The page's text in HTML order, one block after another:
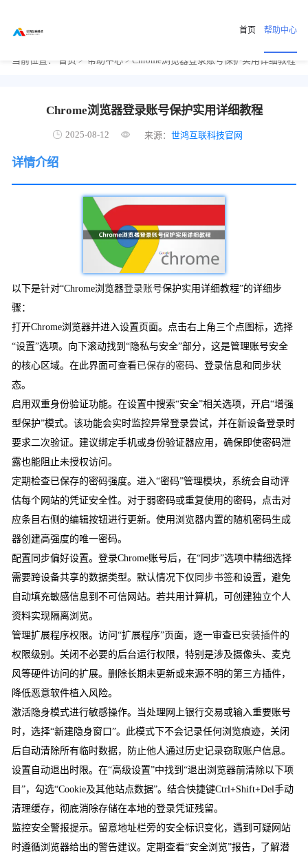
首页 帮助中心
当前位置： 首页 > 帮助中心 > Chrome浏览器登录账号保护实用详细教程
Chrome浏览器登录账号保护实用详细教程
2025-08-12 来源：世鸿互联科技官网
详情介绍
以下是针对“Chrome浏览器登录账号保护实用详细教程”的详细步
骤：
打开Chrome浏览器并进入设置页面。点击右上角三个点图标，选择
“设置”选项。向下滚动找到“隐私与安全”部分，这是管理账号安全
的核心区域。在此界面可查看已保存的密码、登录信息和同步状
态。
启用双重身份验证功能。在设置中搜索“安全”相关选项，开启“增强
型保护”模式。该功能会实时监控异常登录尝试，并在新设备登录时
要求二次验证。建议绑定手机或身份验证器应用，确保即使密码泄
露也能阻止未授权访问。
定期检查已保存的密码强度。进入“密码”管理模块，系统会自动评
估每个网站的凭证安全性。对于弱密码或重复使用的密码，点击对
应条目右侧的编辑按钮进行更新。使用浏览器内置的随机密码生成
器创建高强度的唯一密码。
配置同步偏好设置。登录Chrome账号后，在“同步”选项中精细选择
需要跨设备共享的数据类型。默认情况下仅 同步书签和设置，避免
自动填充敏感信息到不可信网站。若共用计算机，可创建独立个人
资料实现隔离浏览。
管理扩展程序权限。访问“扩展程序”页面，逐一审查已安装插件的
权限级别。关闭不必要的后台运行权限，特别是涉及摄像头、麦克
风等硬件访问的扩展。删除长期未更新或来源不明的第三方插件，
降低恶意软件植入风险。
激活隐身模式进行敏感操作。当处理网上银行交易或输入重要账号
时，选择“新建隐身窗口”。此模式下不会记录任何浏览痕迹，关闭
后自动清除所有临时数据，防止他人通过历史记录窃取账户信息。
设置自动退出时限。在“高级设置”中找到“退出浏览器前清除以下项
目”，勾选“Cookie及其他站点数据”。结合快捷键Ctrl+Shift+Del手动
清理缓存，彻底消除存储在本地的登录凭证残留。
监控安全警报提示。留意地址栏旁的安全标识变化，遇到可疑网站
时遵循浏览器给出的警告建议。定期查看“安全浏览”报告，了解潜